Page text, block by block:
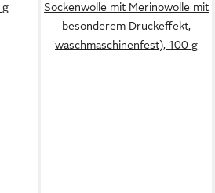
g
Sockenwolle mit Merinowolle mit
besonderem Druckeffekt,
waschmaschinenfest), 100 g